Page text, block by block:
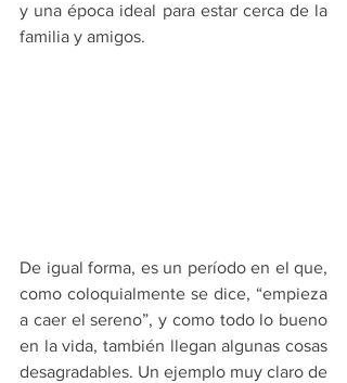
y una época ideal para estar cerca de la
familia y amigos.
De igual forma, es un período en el que,
como coloquialmente se dice, “empieza
a caer el sereno”, y como todo lo bueno
en la vida, también llegan algunas cosas
desagradables. Un ejemplo muy claro de